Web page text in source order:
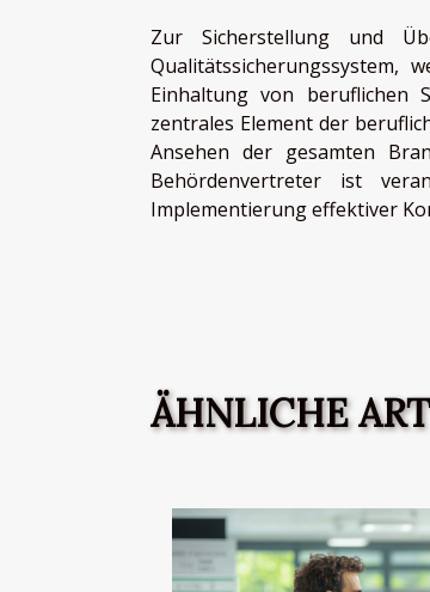
Zur Sicherstellung und
Qualitätssicherungssystem,
Einhaltung von beruflichen
zentrales Element der
Ansehen der gesamten
Behördenvertreter ist
Implementierung effektiver
ÄHNLICHE